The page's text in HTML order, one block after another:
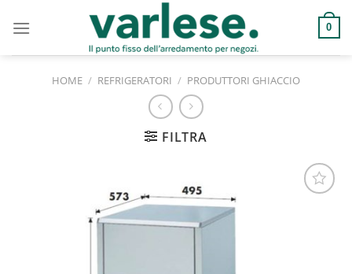
0
HOME / REFRIGERATORI / PRODUTTORI GHIACCIO
FILTRA